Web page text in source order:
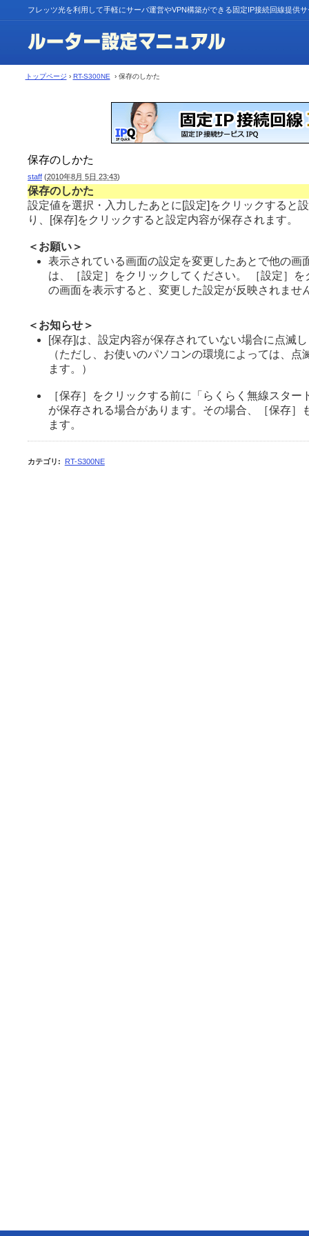
フレッツ光を利用して手軽にサーバ運営やVPN構築ができる固定IP接続回線提供
トップページ › RT-S300NE › 保存のしかた
保存のしかた
staff (2010年8月 5日 23:43)
保存のしかた
設定値を選択・入力したあとに[設定]をクリックすると
り、[保存]をクリックすると設定内容が保存されます。
＜お願い＞
表示されている画面の設定を変更したあとで他の画
は、［設定］をクリックしてください。 ［設定］
の画面を表示すると、変更した設定が反映されませ
＜お知らせ＞
[保存]は、設定内容が保存されていない場合に点滅
（ただし、お使いのパソコンの環境によっては、点
ます。）
［保存］をクリックする前に「らくらく無線スター
が保存される場合があります。その場合、［保存］
ます。
カテゴリ : RT-S300NE